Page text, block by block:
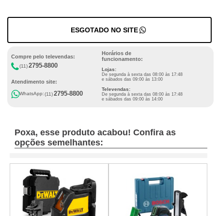
ESGOTADO NO SITE
Compre pelo televendas:
(11)2795-8800
Atendimento site:
WhatsApp:(11)2795-8800
Horários de
funcionamento:
Lojas:
De segunda à sexta das 08:00 às 17:48
e sábados das 09:00 às 13:00
Televendas:
De segunda à sexta das 08:00 às 17:48
e sábados das 09:00 às 14:00
Poxa, esse produto acabou! Confira as
opções semelhantes: